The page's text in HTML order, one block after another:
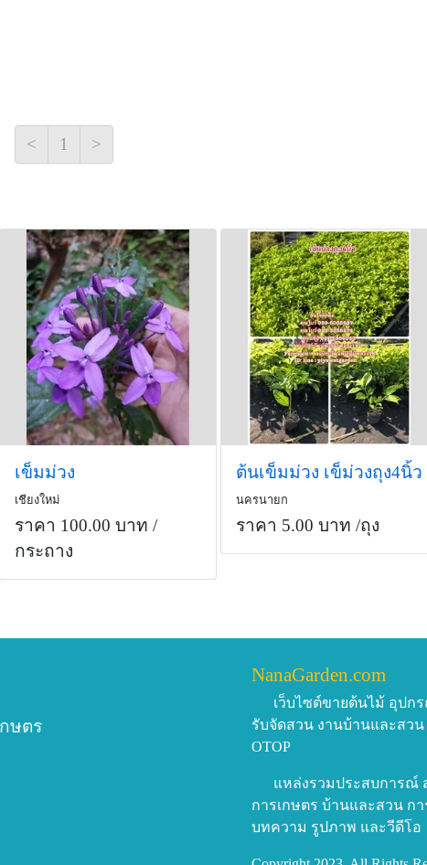
< 1 >
เข็มม่วง
เชียงใหม่
ราคา 100.00 บาท /
กระถาง
ต้นเข็มม่วง เข็ม่วงถุง4นิ้ว
นครนายก
ราคา 5.00 บาท /ถุง
ษตร
NanaGarden.com
เว็บไซต์ขายต้นไม้ อุปก
รับจัดสวน งานบ้านและสว
OTOP
แหล่งรวมประสบการณ์
การเกษตร บ้านและสวน ก
บทความ รูปภาพ และวีดีโอ